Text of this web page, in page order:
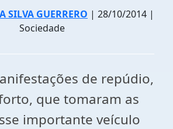
SILVA GUERRERO | 28/10/2014 |
Sociedade
de repúdio,
que tomaram as
importante veículo